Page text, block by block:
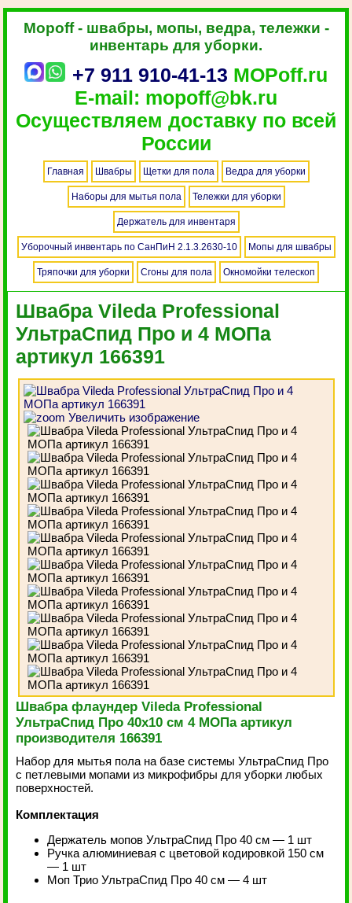
Mopoff - швабры, мопы, ведра, тележки -
инвентарь для уборки.
+7 911 910-41-13 MOPoff.ru
E-mail: mopoff@bk.ru
Осуществляем доставку по всей
России
Главная Швабры Щетки для пола Ведра для уборки
Наборы для мытья пола Тележки для уборки
Держатель для инвентаря
Уборочный инвентарь по СанПиН 2.1.3.2630-10 Мопы для швабры
Тряпочки для уборки Сгоны для пола Окномойки телескоп
Швабра Vileda Professional
УльтраСпид Про и 4 МОПа
артикул 166391
Увеличить изображение
Швабра флаундер Vileda Professional
УльтраСпид Про 40x10 см 4 МОПа артикул
производителя 166391
Набор для мытья пола на базе системы УльтраСпид Про
с петлевыми мопами из микрофибры для уборки любых
поверхностей.
Комплектация
Держатель мопов УльтраСпид Про 40 см — 1 шт
Ручка алюминиевая с цветовой кодировкой 150 см
— 1 шт
Моп Трио УльтраСпид Про 40 см — 4 шт